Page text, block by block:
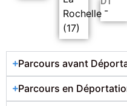
Rochelle
(17)
-
Parcours avant
Parcours en